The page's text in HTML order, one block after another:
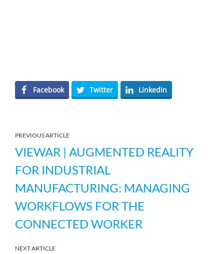
Facebook Twitter LinkedIn
PREVIOUS ARTICLE
VIEWAR | AUGMENTED REALITY
FOR INDUSTRIAL
MANUFACTURING: MANAGING
WORKFLOWS FOR THE
CONNECTED WORKER
NEXT ARTICLE